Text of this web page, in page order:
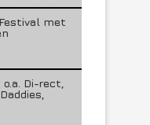
met
Di-rect,